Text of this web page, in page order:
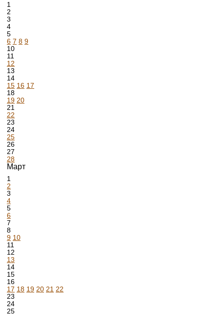
1
2
3
4
5
6 7 8 9
10
11
12
13
14
15 16 17
18
19 20
21
22
23
24
25
26
27
28
Март
1
2
3
4
5
6
7
8
9 10
11
12
13
14
15
16
17 18 19 20 21 22
23
24
25